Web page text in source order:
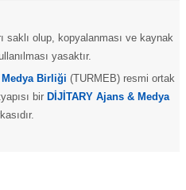
saklı olup, kopyalanması ve kaynak
yasaktır.
Birliği (TURMEB) resmi ortak
bir DİJİTARY Ajans & Medya